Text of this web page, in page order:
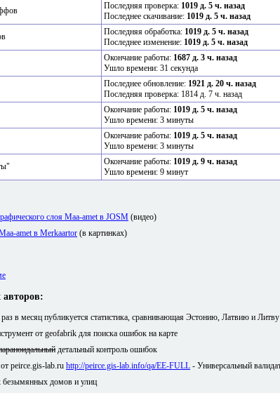
Последняя проверка: 1019 д. 5 ч. назад
Последнее скачивание: 1019 д. 5 ч. назад
Последняя обработка: 1019 д. 5 ч. назад
Последнее изменение: 1019 д. 5 ч. назад
Окончание работы: 1687 д. 3 ч. назад
Ушло времени: 31 секунда
Последнее обновление: 1921 д. 20 ч. назад
Последняя проверка: 1814 д. 7 ч. назад
Окончание работы: 1019 д. 5 ч. назад
Ушло времени: 3 минуты
Окончание работы: 1019 д. 5 ч. назад
Ушло времени: 3 минуты
Окончание работы: 1019 д. 9 ч. назад
Ушло времени: 9 минут
слоя Maa-amet в JOSM (видео)
amet в Merkaartor (в картинках)
в месяц публикуется статистика, сравнивающая Эстонию, Латвию и Литву
от geofabrik для поиска ошибок на карте
детальный контроль ошибок
peirce.gis-lab.ru http://peirce.gis-lab.info/qa/EE-FULL - Универсальный
безымянных домов и улиц